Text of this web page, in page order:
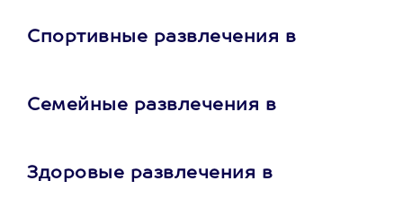
Спортивные развлечения в
Семейные развлечения в
Здоровые развлечения в